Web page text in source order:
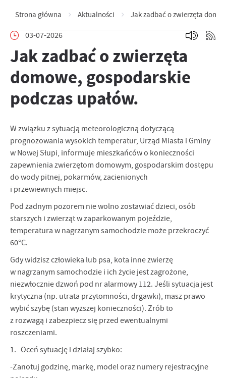
Strona główna Aktualności Jak zadbać o zwierzęta
03-07-2026
Jak zadbać o zwierzęta
domowe, gospodarskie
podczas upałów.
W związku z sytuacją meteorologiczną dotyczącą
prognozowania wysokich temperatur, Urząd Miasta i Gminy
w Nowej Słupi, informuje mieszkańców o konieczności
zapewnienia zwierzętom domowym, gospodarskim dostępu
do wody pitnej, pokarmów, zacienionych
i przewiewnych miejsc.
Pod żadnym pozorem nie wolno zostawiać dzieci, osób
starszych i zwierząt w zaparkowanym pojeździe,
temperatura w nagrzanym samochodzie może przekroczyć
60°C.
Gdy widzisz człowieka lub psa, kota inne zwierzę
w nagrzanym samochodzie i ich życie jest zagrożone,
niezwłocznie dzwoń pod nr alarmowy 112. Jeśli sytuacja jest
krytyczna (np. utrata przytomności, drgawki), masz prawo
wybić szybę (stan wyższej konieczności). Zrób to
z rozwagą i zabezpiecz się przed ewentualnymi
roszczeniami.
1. Oceń sytuację i działaj szybko:
-Zanotuj godzinę, markę, model oraz numery rejestracyjne